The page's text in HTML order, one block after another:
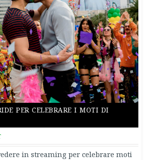
per celebrare i moti di
in streaming per celebrare moti